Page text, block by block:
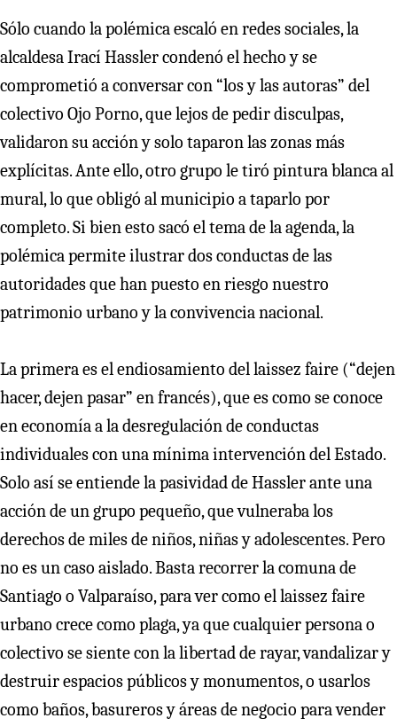
Sólo cuando la polémica escaló en redes sociales, la
alcaldesa Irací Hassler condenó el hecho y se
comprometió a conversar con “los y las autoras” del
colectivo Ojo Porno, que lejos de pedir disculpas,
validaron su acción y solo taparon las zonas más
explícitas. Ante ello, otro grupo le tiró pintura blanca al
mural, lo que obligó al municipio a taparlo por
completo. Si bien esto sacó el tema de la agenda, la
polémica permite ilustrar dos conductas de las
autoridades que han puesto en riesgo nuestro
patrimonio urbano y la convivencia nacional.
La primera es el endiosamiento del laissez faire (“dejen
hacer, dejen pasar” en francés), que es como se conoce
en economía a la desregulación de conductas
individuales con una mínima intervención del Estado.
Solo así se entiende la pasividad de Hassler ante una
acción de un grupo pequeño, que vulneraba los
derechos de miles de niños, niñas y adolescentes. Pero
no es un caso aislado. Basta recorrer la comuna de
Santiago o Valparaíso, para ver como el laissez faire
urbano crece como plaga, ya que cualquier persona o
colectivo se siente con la libertad de rayar, vandalizar y
destruir espacios públicos y monumentos, o usarlos
como baños, basureros y áreas de negocio para vender